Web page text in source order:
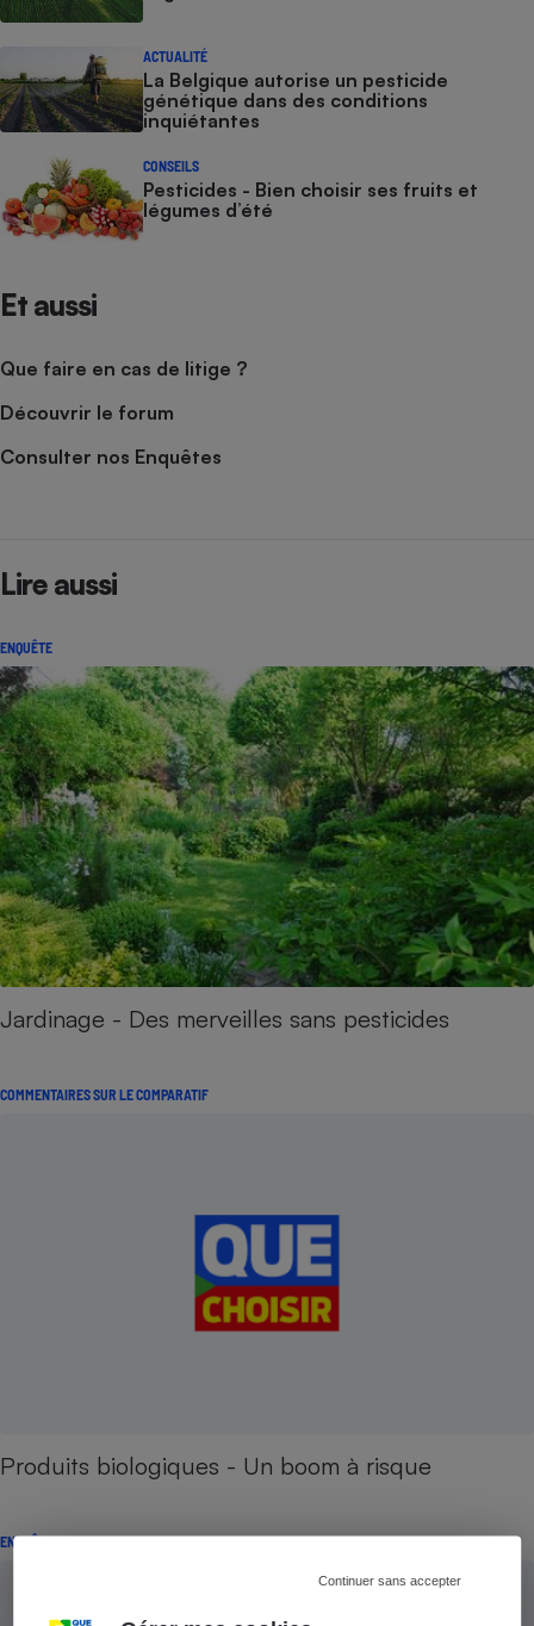
Continuer sans accepter
ACTUALITÉ
La Belgique autorise un pesticide
génétique dans des conditions
inquiétantes
CONSEILS
Pesticides - Bien choisir ses fruits et
légumes d’été
Et aussi
Que faire en cas de litige ?
Découvrir le forum
Consulter nos Enquêtes
Lire aussi
ENQUÊTE
Jardinage - Des merveilles sans pesticides
COMMENTAIRES SUR LE COMPARATIF
Produits biologiques - Un boom à risque
ENQUÊTE